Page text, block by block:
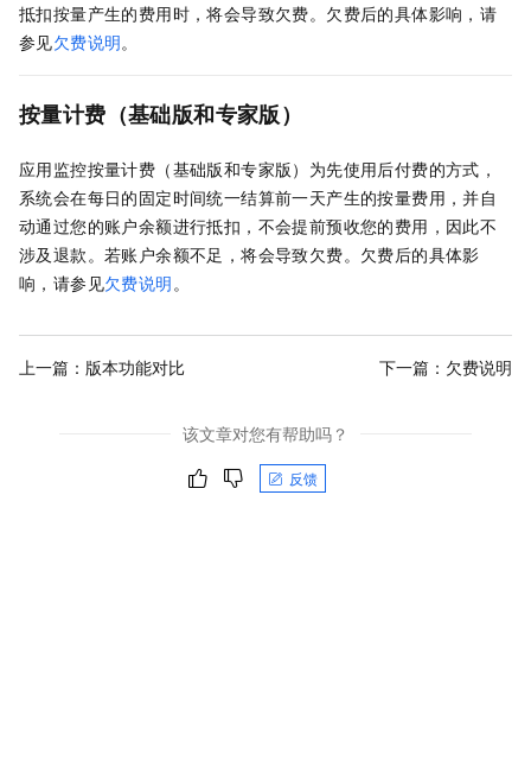
抵扣按量产生的费用时，将会导致欠费。欠费后的具体影响，请
参见欠费说明。
按量计费（基础版和专家版）
应用监控按量计费（基础版和专家版）为先使用后付费的方式，
系统会在每日的固定时间统一结算前一天产生的按量费用，并自
动通过您的账户余额进行抵扣，不会提前预收您的费用，因此不
涉及退款。若账户余额不足，将会导致欠费。欠费后的具体影
响，请参见欠费说明。
上一篇： 版本功能对比 下一篇： 欠费说明
该文章对您有帮助吗？
反馈